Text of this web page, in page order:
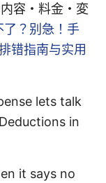
容・料金・変
？别急！手
错指南与实用
lets talk
in
it says no